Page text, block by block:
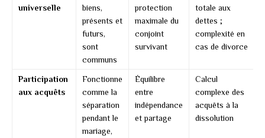
universelle
biens,
présents et
futurs,
sont
communs
protection
maximale du
conjoint
survivant
totale aux
dettes ;
complexité en
cas de divorce
Participation
aux acquêts
Fonctionne
comme la
séparation
pendant le
mariage,
Équilibre
entre
indépendance
et partage
Calcul
complexe des
acquêts à la
dissolution